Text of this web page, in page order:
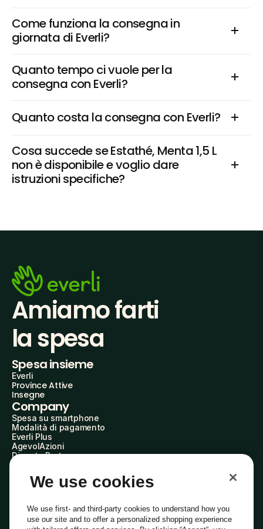
Come funziona la consegna in
giornata di Everli?
Quanto tempo ci vuole per la
consegna con Everli?
Quanto costa la consegna con Everli?
Cosa succede se Estathé, Menta 1,5 L
non è disponibile e voglio dare
istruzioni specifiche?
Amiamo farti
la spesa
Spesa insieme
Everli
Province Attive
Insegne
Company
Spesa su smartphone
Modalità di pagamento
Everli Plus
AgevolAzioni
Diventa Partner
Everli Shoppers
About Us
Everli News
Domande frequenti
Lavora con noi
We use cookies
We use first- and third-party cookies to understand how you
use our site and to offer a personalized shopping experience